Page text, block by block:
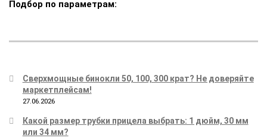
Подбор по параметрам:
Сверхмощные бинокли 50, 100, 300 крат? Не доверяйте
маркетплейсам!
27.06.2026
Какой размер трубки прицела выбрать: 1 дюйм, 30 мм
или 34 мм?